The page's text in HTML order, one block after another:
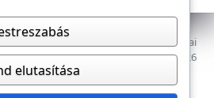
Magyar Mérnöki Kamara Elektrotechnikai
Minden jog fenntartva, © 2009–2026
elutasítása